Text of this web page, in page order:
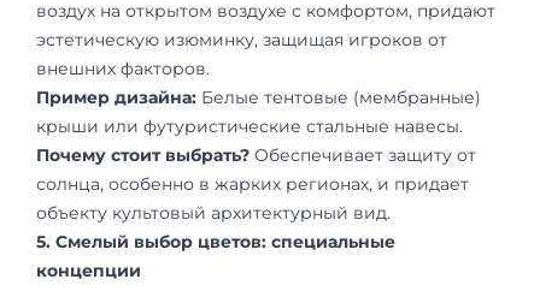
воздух на открытом воздухе с комфортом, придают
эстетическую изюминку, защищая игроков от
внешних факторов.
Пример дизайна: Белые тентовые (мембранные)
крыши или футуристические стальные навесы.
Почему стоит выбрать? Обеспечивает защиту от
солнца, особенно в жарких регионах, и придает
объекту культовый архитектурный вид.
5. Смелый выбор цветов: специальные
концепции